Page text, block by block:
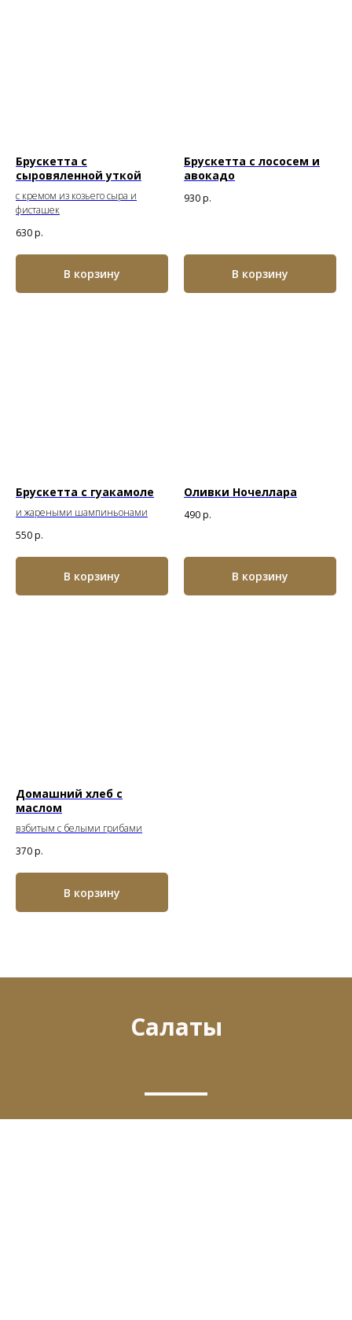
Брускетта с
сыровяленной уткой
с кремом из козьего сыра и
фисташек
630р.
В корзину
Брускетта с лососем и
авокадо
930р.
В корзину
Брускетта с гуакамоле
и жареными шампиньонами
550р.
В корзину
Оливки Ночеллара
490р.
В корзину
Домашний хлеб с
маслом
взбитым с белыми грибами
370р.
В корзину
Салаты